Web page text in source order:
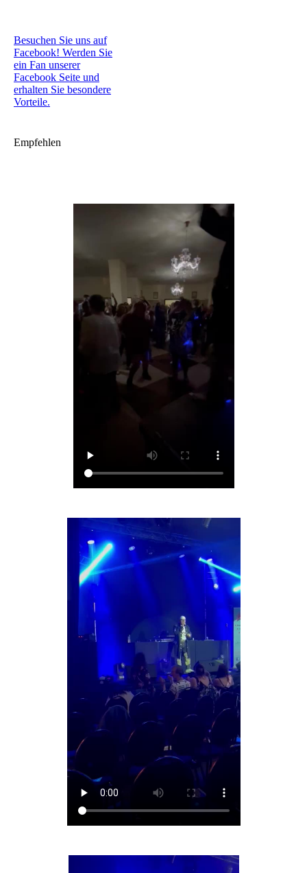
Besuchen Sie uns auf
Facebook! Werden Sie
ein Fan unserer
Facebook Seite und
erhalten Sie besondere
Vorteile.
Empfehlen